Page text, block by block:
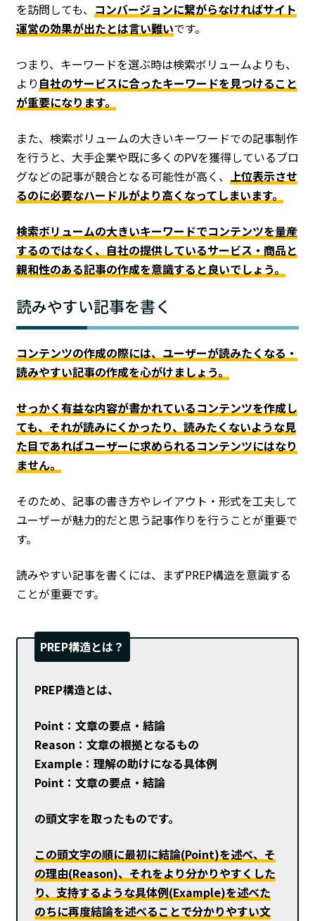
を訪問しても、 コンバージョンに繋がらなければサイト
運営の効果が出たとは言い難いです。
つまり、キーワードを選ぶ時は検索ボリュームよりも、
より 自社のサービスに合ったキーワードを見つけること
が重要になります。
また、検索ボリュームの大きいキーワードでの記事制作
を行うと、大手企業や既に多くのPVを獲得しているブロ
グなどの記事が競合となる可能性が高く、 上位表示させ
るのに必要なハードルがより高くなってしまいます。
検索ボリュームの大きいキーワードでコンテンツを量産
するのではなく、自社の提供しているサービス・商品と
親和性のある記事の作成を意識すると良いでしょう。
読みやすい記事を書く
コンテンツの作成の際には、ユーザーが読みたくなる・
読みやすい記事の作成を心がけましょう。
せっかく有益な内容が書かれているコンテンツを作成し
ても、それが読みにくかったり、読みたくないような見
た目であればユーザーに求められるコンテンツにはなり
ません。
そのため、記事の書き方やレイアウト・形式を工夫して
ユーザーが魅力的だと思う記事作りを行うことが重要で
す。
読みやすい記事を書くには、まずPREP構造を意識する
ことが重要です。
PREP構造とは？
PREP構造とは、
Point：文章の要点・結論
Reason：文章の根拠となるもの
Example：理解の助けになる具体例
Point：文章の要点・結論
の頭文字を取ったものです。
この頭文字の順に最初に結論(Point)を述べ、そ
の理由(Reason)、それをより分かりやすくした
り、支持するような具体例(Example)を述べた
のちに再度結論を述べることで分かりやすい文